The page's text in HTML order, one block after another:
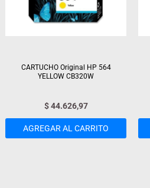
CARTUCHO Original HP 564
YELLOW CB320W
$44.626,97
AGREGAR AL CARRITO